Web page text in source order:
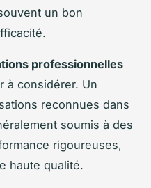
un bon
professionnelles
à considérer. Un
reconnues dans
soumis à des
rigoureuses,
haute qualité.